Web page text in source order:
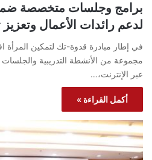
برامج وجلسات متخصصة
لدعم رائدات الأعمال
في إطار مبادرة قدوة-تك لتمكين المرأة
مجموعة من الأنشطة التدريبية والجلسات
عبر الإنترنت،…
أكمل القراءة »